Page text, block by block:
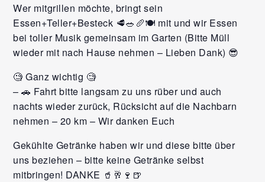
Wer mitgrillen möchte, bringt sein
Essen+Teller+Besteck 🥩🥗🥖🍽️ mit und wir Essen
bei toller Musik gemeinsam im Garten (Bitte Müll
wieder mit nach Hause nehmen – Lieben Dank) 😎
🧐 Ganz wichtig 🧐
– 🚗 Fahrt bitte langsam zu uns rüber und auch
nachts wieder zurück, Rücksicht auf die Nachbarn
nehmen – 20 km – Wir danken Euch
Gekühlte Getränke haben wir und diese bitte über
uns beziehen – bitte keine Getränke selbst
mitbringen! DANKE 🥤🥂🍷🍺